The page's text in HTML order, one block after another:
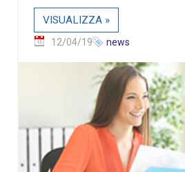
VISUALIZZA »
12/04/19 news